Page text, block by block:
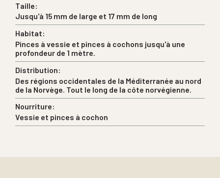
Taille:
Jusqu'à 15 mm de large et 17 mm de long
Habitat:
Pinces à vessie et pinces à cochons jusqu'à une
profondeur de 1 mètre.
Distribution:
Des régions occidentales de la Méditerranée au nord
de la Norvège. Tout le long de la côte norvégienne.
Nourriture:
Vessie et pinces à cochon